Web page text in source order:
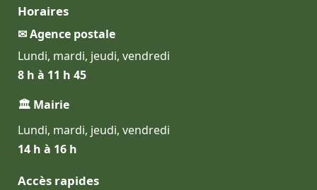
Horaires
✉ Agence postale
Lundi, mardi, jeudi, vendredi
8 h à 11 h 45
🏛 Mairie
Lundi, mardi, jeudi, vendredi
14 h à 16 h
Accès rapides